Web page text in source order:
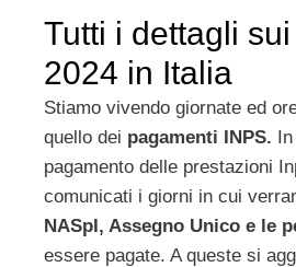
Tutti i dettagli
2024 in Italia
Stiamo vivendo giornate ed
quello dei pagamenti INPS.
pagamento delle prestazioni
comunicati i giorni in cui
NASpI, Assegno Unico e le
essere pagate. A queste si